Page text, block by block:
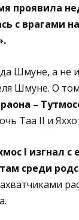
проявила
с врагами
Шмуне, а не
Шмуне. О
–
Таа II и
I изгнал
среди